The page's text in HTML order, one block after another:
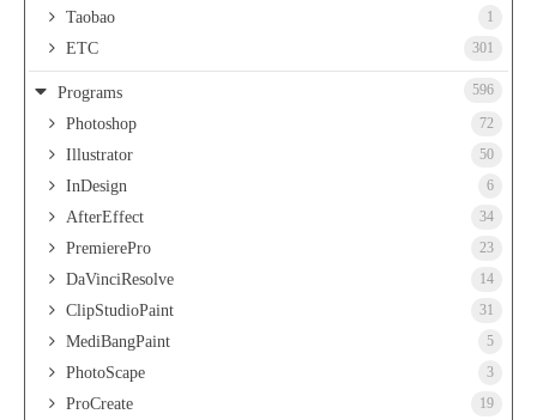
Taobao 1
ETC 301
Programs 596
Photoshop 72
Illustrator 50
InDesign 6
AfterEffect 34
PremierePro 23
DaVinciResolve 14
ClipStudioPaint 31
MediBangPaint 5
PhotoScape 3
ProCreate 19